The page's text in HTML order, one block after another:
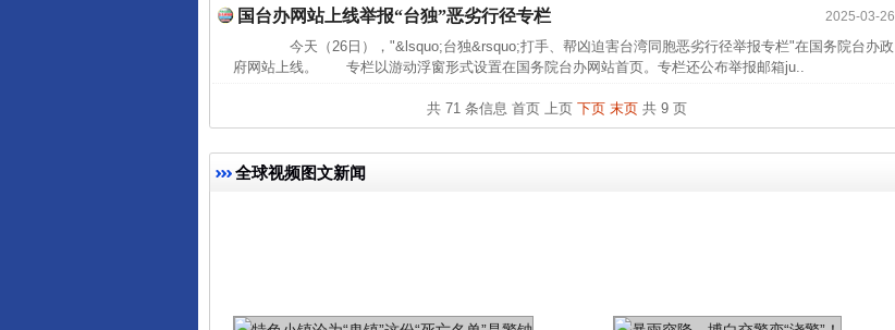
2025-03-26
国台办网站上线举报“台独”恶劣行径专栏
今天（26日），"&lsquo;台独&rsquo;打手、帮凶迫害台湾同胞恶劣行径举报专栏"在国务院台办政
府网站上线。 专栏以游动浮窗形式设置在国务院台办网站首页。专栏还公布举报邮箱ju..
共 71 条信息 首页 上页 下页 末页共 9 页
全球视频图文新闻
网上购药对药下症？
茶叶“炒上天”
这是一记警钟！ 谢谢有你温暖了四季